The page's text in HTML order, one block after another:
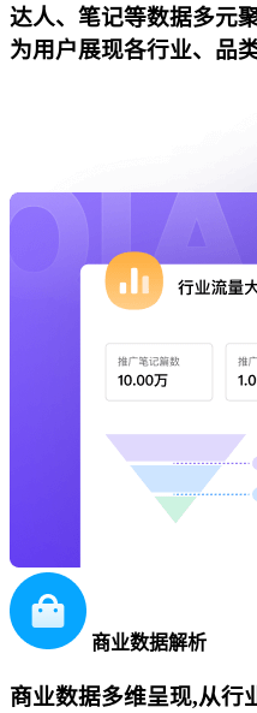
达人、笔记等数据多元
为用户展现各行业、品
商业数据解析
商业数据多维呈现,从行